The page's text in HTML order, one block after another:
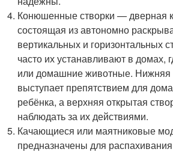
Конюшенные створки — дверная
состоящая из автономно
вертикальных и горизонтальных
часто их устанавливают в домах,
или домашние животные. Нижняя
выступает препятствием для
ребёнка, а верхняя открытая
наблюдать за их действиями.
Качающиеся или маятниковые
предназначены для